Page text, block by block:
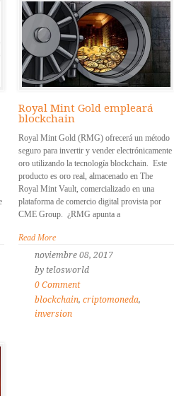
Royal Mint Gold empleará
blockchain
Royal Mint Gold (RMG) ofrecerá un método
seguro para invertir y vender electrónicamente
oro utilizando la tecnología blockchain. Este
producto es oro real, almacenado en The
Royal Mint Vault, comercializado en una
plataforma de comercio digital provista por
CME Group. ¿RMG apunta a
Read More
noviembre 08, 2017
by telosworld
0 Comment
blockchain, criptomoneda,
inversion